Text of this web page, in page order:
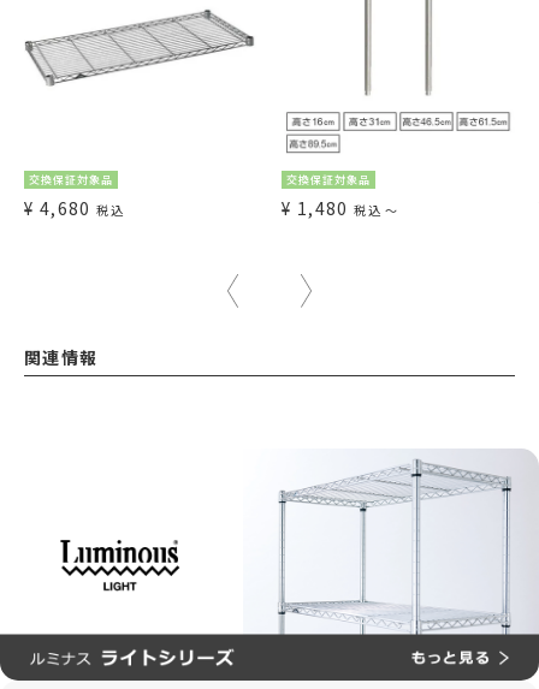
交換保証対象品
¥ 4,680 税込
交換保証対象品
¥ 1,480 税込 〜
関連情報